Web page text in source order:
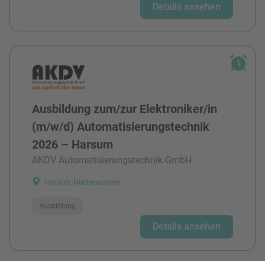
Details ansehen
Ausbildung zum/zur Elektroniker/in
(m/w/d) Automatisierungstechnik
2026 – Harsum
AKDV Automatisierungstechnik GmbH
Harsum, Niedersachsen
Ausbildung
Details ansehen